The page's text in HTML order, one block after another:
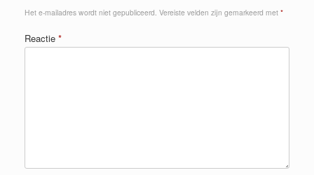
Het e-mailadres wordt niet gepubliceerd. Vereiste velden zijn gemarkeerd met *
Reactie *